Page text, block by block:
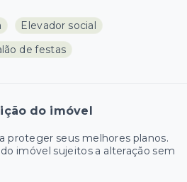
Elevador social
de festas
do imóvel
proteger seus melhores planos.
imóvel sujeitos a alteração sem